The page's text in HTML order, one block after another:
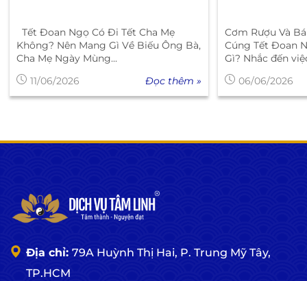
Không? Nên Mang Gì Về Biếu Ông Bà,
Cha Mẹ Ngày Mùng...
11/06/2026
Đọc thêm »
Cơm Rượu Và
Cúng Tết Đoan
Gì? Nhắc đến
06/06/2026
Địa chỉ: 79A Huỳnh Thị Hai, P. Trung Mỹ Tây,
TP.HCM